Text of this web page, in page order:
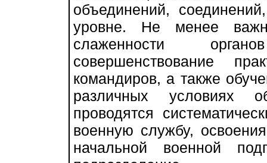
объединений,
уровне. Не менее
слаженности
совершенствование
командиров, а также
различных условиях
проводятся
военную службу,
начальной военной